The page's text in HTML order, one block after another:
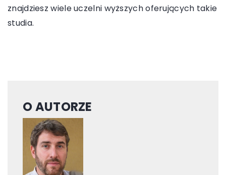
znajdziesz wiele uczelni wyższych oferujących takie
studia.
O AUTORZE